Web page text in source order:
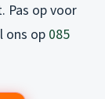
Pas op voor
ons op 085